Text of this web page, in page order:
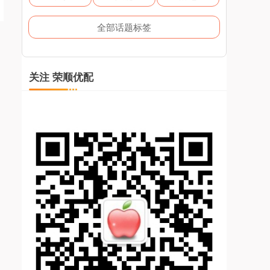
全部话题标签
关注 荣顺优配